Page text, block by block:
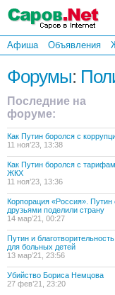
Афиша Объявления
Форумы:
Последние на
форуме:
Как Путин боролся с
11 ноя’23, 13:38
Как Путин боролся с
ЖКХ
11 ноя’23, 13:36
Корпорация «Россия». Путин
друзьями поделили страну
14 мар’21, 00:27
Путин и благотворительность
для больных детей
13 мар’21, 23:56
Убийство Бориса Немцова
27 фев’21, 23:20